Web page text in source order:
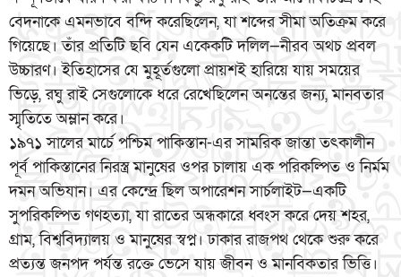
বেদনাকে এমনভাবে বন্দি করেছিলেন, যা শব্দের সীমা অতিক্রম করে
গিয়েছে। তাঁর প্রতিটি ছবি যেন একেকটি দলিল—নীরব অথচ প্রবল
উচ্চারণ। ইতিহাসের যে মুহূর্তগুলো প্রায়শই হারিয়ে যায় সময়ের
ভিড়ে, রঘু রাই সেগুলোকে ধরে রেখেছিলেন অনন্তের জন্য, মানবতার
স্মৃতিতে অম্লান করে।
১৯৭১ সালের মার্চে পশ্চিম পাকিস্তান-এর সামরিক জান্তা তৎকালীন
পূর্ব পাকিস্তানের নিরস্ত্র মানুষের ওপর চালায় এক পরিকল্পিত ও নির্মম
দমন অভিযান। এর কেন্দ্রে ছিল অপারেশন সার্চলাইট—একটি
সুপরিকল্পিত গণহত্যা, যা রাতের অন্ধকারে ধ্বংস করে দেয় শহর,
গ্রাম, বিশ্ববিদ্যালয় ও মানুষের স্বপ্ন। ঢাকার রাজপথ থেকে শুরু করে
প্রত্যন্ত জনপদ পর্যন্ত রক্তে ভেসে যায় জীবন ও মানবিকতার ভিত্তি।